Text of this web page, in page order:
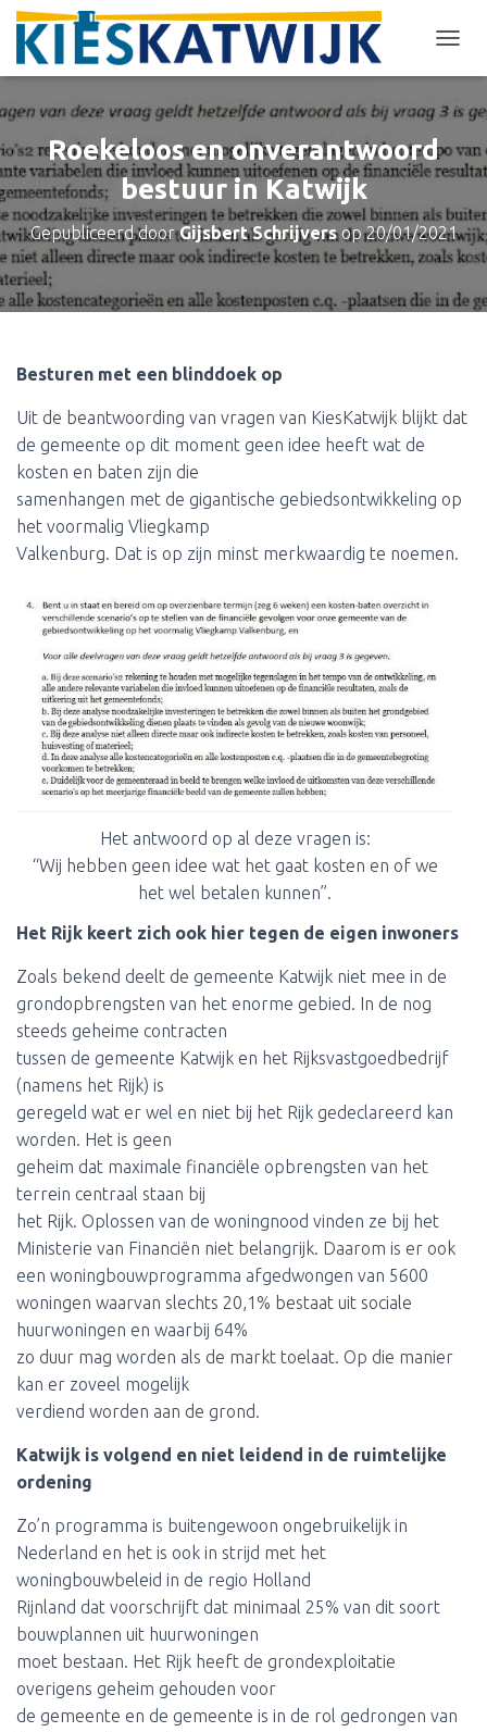
O
G
E
N
V
I
G
T
Roekeloos en onverantwoord
bestuur in Katwijk
Gepubliceerd doorGijsbert Schrijversop20/01/2021
Besturen met een blinddoek op
Uit de beantwoording van vragen van KiesKatwijk blijkt dat
de gemeente op dit moment geen idee heeft wat de
kosten en baten zijn die
samenhangen met de gigantische gebiedsontwikkeling op
het voormalig Vliegkamp
Valkenburg. Dat is op zijn minst merkwaardig te noemen.
Het antwoord op al deze vragen is:
“Wij hebben geen idee wat het gaat kosten en of we
het wel betalen kunnen”.
Het Rijk keert zich ook hier tegen de eigen inwoners
Zoals bekend deelt de gemeente Katwijk niet mee in de
grondopbrengsten van het enorme gebied. In de nog
steeds geheime contracten
tussen de gemeente Katwijk en het Rijksvastgoedbedrijf
(namens het Rijk) is
geregeld wat er wel en niet bij het Rijk gedeclareerd kan
worden. Het is geen
geheim dat maximale financiële opbrengsten van het
terrein centraal staan bij
het Rijk. Oplossen van de woningnood vinden ze bij het
Ministerie van Financiën niet belangrijk. Daarom is er ook
een woningbouwprogramma afgedwongen van 5600
woningen waarvan slechts 20,1% bestaat uit sociale
huurwoningen en waarbij 64%
zo duur mag worden als de markt toelaat. Op die manier
kan er zoveel mogelijk
verdiend worden aan de grond.
Katwijk is volgend en niet leidend in de ruimtelijke
ordening
Zo’n programma is buitengewoon ongebruikelijk in
Nederland en het is ook in strijd met het
woningbouwbeleid in de regio Holland
Rijnland dat voorschrijft dat minimaal 25% van dit soort
bouwplannen uit huurwoningen
moet bestaan. Het Rijk heeft de grondexploitatie
overigens geheim gehouden voor
de gemeente en de gemeente is in de rol gedrongen van